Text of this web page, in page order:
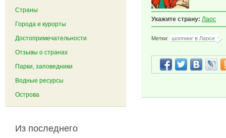
Укажите страну: Лаос
Метки: шоппинг в Лаосе
Страны
Города и курорты
Достопримечательности
Отзывы о странах
Парки, заповедники
Водные ресурсы
Острова
Из последнего